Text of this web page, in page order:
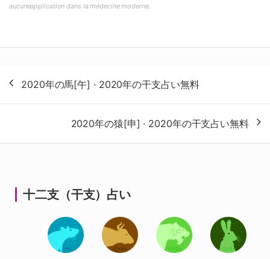
aucuneapplication dans la médecine moderne.
稿
ナ
ゲ
2020年の馬[午] · 2020年の干支占い無料
2020年の猿[申] · 2020年の干支占い無料
十二支（干支）占い